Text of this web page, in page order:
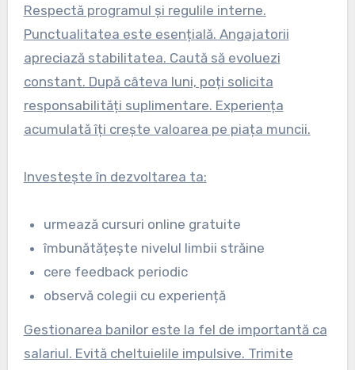
Respectă programul și regulile interne.
Punctualitatea este esențială. Angajatorii
apreciază stabilitatea. Caută să evoluezi
constant. După câteva luni, poți solicita
responsabilități suplimentare. Experiența
acumulată îți crește valoarea pe piața muncii.
Investește în dezvoltarea ta:
urmează cursuri online gratuite
îmbunătățește nivelul limbii străine
cere feedback periodic
observă colegii cu experiență
Gestionarea banilor este la fel de importantă ca
salariul. Evită cheltuielile impulsive. Trimite